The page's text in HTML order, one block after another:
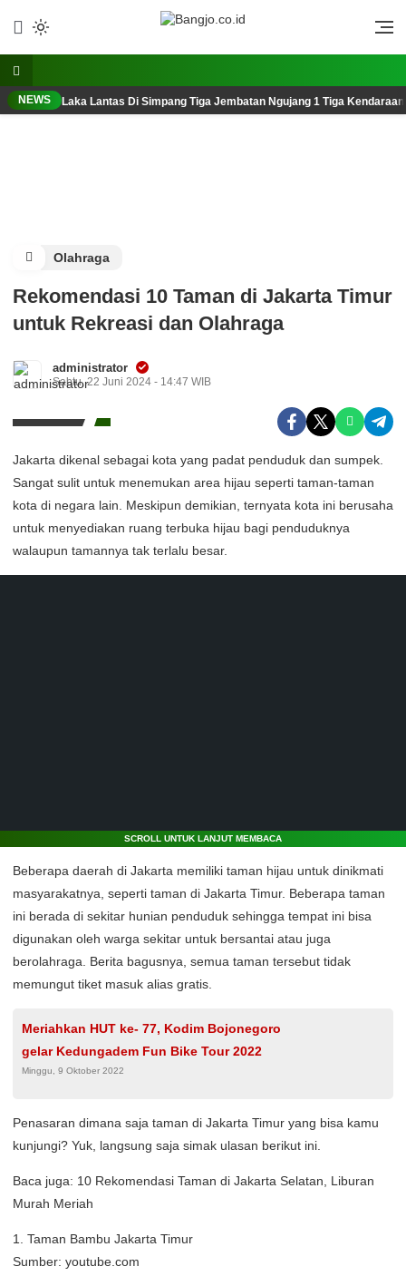
NEWS Laka Lantas Di Simpang Tiga Jembatan Ngujang 1 Tiga
Olahraga
Rekomendasi 10 Taman di Jakarta Timur
untuk Rekreasi dan Olahraga
administrator
Sabtu, 22 Juni 2024 - 14:47 WIB
Jakarta dikenal sebagai kota yang padat penduduk dan sumpek.
Sangat sulit untuk menemukan area hijau seperti taman-taman
kota di negara lain. Meskipun demikian, ternyata kota ini berusaha
untuk menyediakan ruang terbuka hijau bagi penduduknya
walaupun tamannya tak terlalu besar.
SCROLL UNTUK LANJUT MEMBACA
Beberapa daerah di Jakarta memiliki taman hijau untuk dinikmati
masyarakatnya, seperti taman di Jakarta Timur. Beberapa taman
ini berada di sekitar hunian penduduk sehingga tempat ini bisa
digunakan oleh warga sekitar untuk bersantai atau juga
berolahraga. Berita bagusnya, semua taman tersebut tidak
memungut tiket masuk alias gratis.
Meriahkan HUT ke- 77, Kodim Bojonegoro
gelar Kedungadem Fun Bike Tour 2022
Minggu, 9 Oktober 2022
Penasaran dimana saja taman di Jakarta Timur yang bisa kamu
kunjungi? Yuk, langsung saja simak ulasan berikut ini.
Baca juga: 10 Rekomendasi Taman di Jakarta Selatan, Liburan
Murah Meriah
1. Taman Bambu Jakarta Timur
Sumber: youtube.com